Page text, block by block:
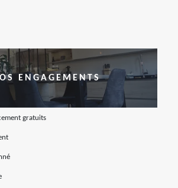
ENGAGEMENTS
gratuits